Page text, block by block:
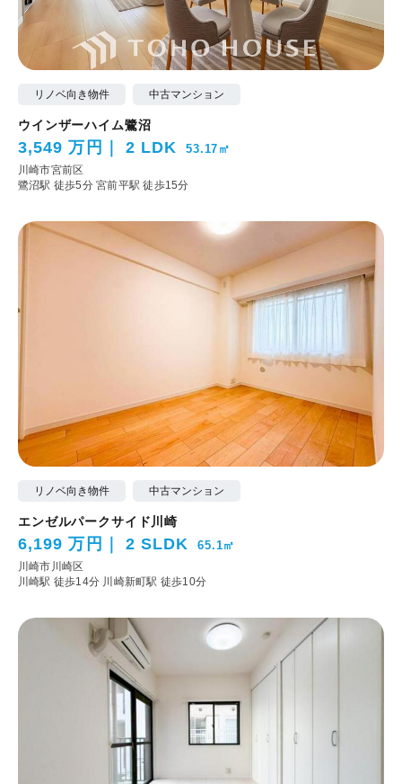
リノベ向き物件 中古マンション
ウインザーハイム鷺沼
3,549 万円 2 LDK 53.17㎡
川崎市宮前区
鷺沼駅 徒歩5分宮前平駅 徒歩15分
リノベ向き物件 中古マンション
エンゼルパークサイド川崎
6,199 万円 2 SLDK 65.1㎡
川崎市川崎区
川崎駅 徒歩14分 川崎新町駅 徒歩10分